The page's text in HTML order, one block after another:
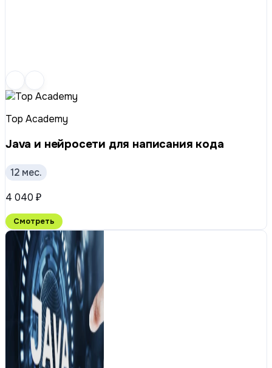
Top Academy
Java и нейросети для написания кода
12 мес.
4 040 ₽
Смотреть